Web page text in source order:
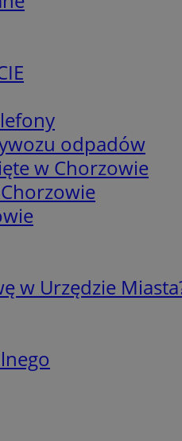
odpadów
w Chorzowie
w Urzędzie